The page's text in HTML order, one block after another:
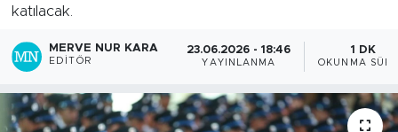
katılacak.
MERVE NUR KARA
EDITÖR
23.06.2026 - 18:46
YAYINLANMA
1 DK
OKUNMA